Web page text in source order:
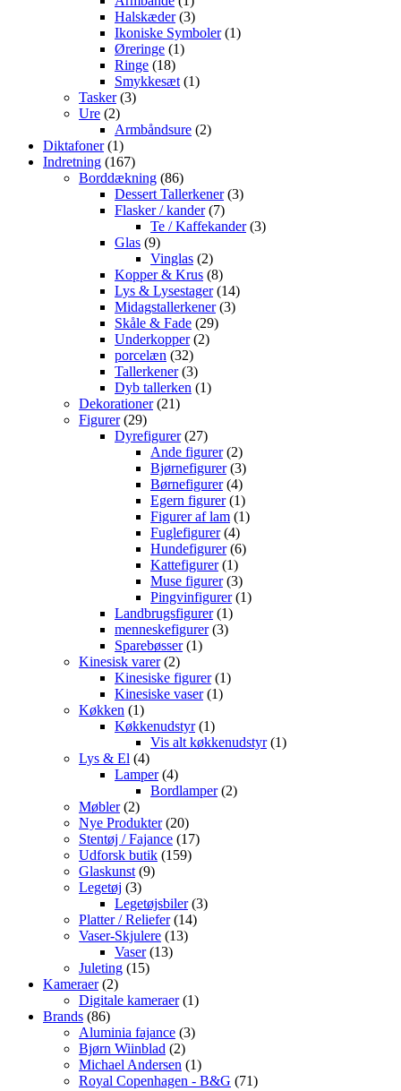
vare
Halskæder 33
varer
Ikoniske Symboler 11
Øreringe 11
Ringe 1818
varer
Smykkesæt 11
Tasker 33
Ure 22
varer
Armbåndsure 22
Diktafoner 11
vare
Indretning 167167
varer
Borddækning 8686
varer
Dessert Tallerkener 33
Flasker / kander 77
varer
Te / Kaffekander 33
Glas 99
varer
Vinglas 22
varer
Kopper & Krus 88
varer
Lys & Lysestager 1414
varer
Midagstallerkener 33
Skåle & Fade 2929
Underkopper 22
porcelæn 3232
varer
Tallerkener 33
varer
Dyb tallerken 11
Dekorationer 2121
Figurer 2929
varer
Dyrefigurer 2727
varer
Ande figurer 22
varer
Bjørnefigurer 33
varer
Børnefigurer 44
varer
Egern figurer 11
vare
Figurer af lam 11
Fuglefigurer 44
varer
Hundefigurer 66
Kattefigurer 11
vare
Muse figurer 33
varer
Pingvinfigurer 11
Landbrugsfigurer 11
vare
menneskefigurer 33
Sparebøsser 11
Kinesisk varer 22
varer
Kinesiske figurer 11
Kinesiske vaser 11
Køkken 11
vare
Køkkenudstyr 11
vare
Vis alt køkkenudstyr 11
Lys & El 44
varer
Lamper 44
varer
Bordlamper 22
Møbler 22
varer
Nye Produkter 2020
varer
Stentøj / Fajance 1717
Udforsk butik 159159
Glaskunst 99
Legetøj 33
varer
Legetøjsbiler 33
Platter / Reliefer 1414
Vaser-Skjulere 1313
Vaser 1313
Juleting 1515
Kameraer 22
varer
Digitale kameraer 11
Brands 8686
varer
Aluminia fajance 33
Bjørn Wiinblad 22
varer
Michael Andersen 11
vare
Royal Copenhagen - B&G 7171